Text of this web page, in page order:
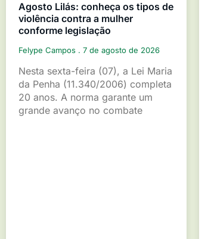
Agosto Lilás: conheça os tipos de
violência contra a mulher
conforme legislação
Felype Campos 7 de agosto de 2026
Nesta sexta-feira (07), a Lei Maria
da Penha (11.340/2006) completa
20 anos. A norma garante um
grande avanço no combate